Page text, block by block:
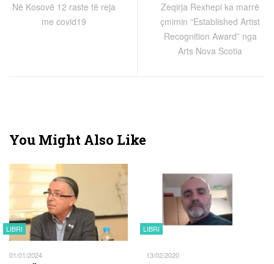
Në Kosovë 12 raste të reja
me covid19
Zeqirja Rexhepi ka marrë
çmimin “Established Artist
Recognition Award” nga
Arts Nova Scotia
You Might Also Like
LIBRI
01/01/2024
LIBRI
13/02/2020